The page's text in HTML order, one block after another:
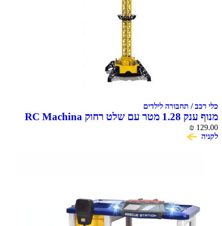
/ תחבורה לילדים
מנוף ענק 1.28 מטר עם שלט רחוק RC Machina
₪